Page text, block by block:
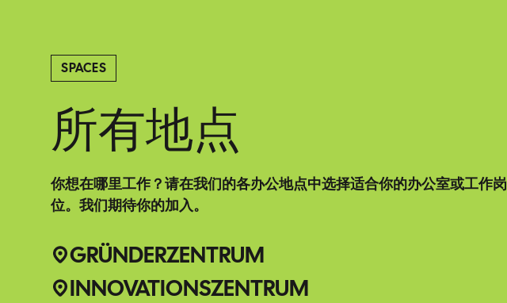
SPACES
所有地点
你想在哪里工作？请在我们的各办公地点中选择适合你的办公室或工作岗
位。我们期待你的加入。
GRÜNDERZENTRUM
INNOVATIONSZENTRUM